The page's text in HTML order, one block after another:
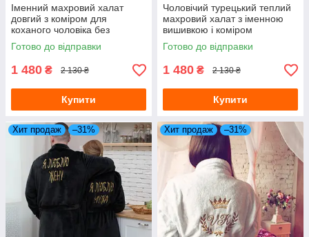
Іменний махровий халат
довгий з коміром для
коханого чоловіка без
капюшона
Готово до відправки
1 480 ₴ 2 130 ₴
Купити
Чоловічий турецький теплий
махровий халат з іменною
вишивкою і коміром
Готово до відправки
1 480 ₴ 2 130 ₴
Купити
Хит продаж –31% Хит продаж –31%